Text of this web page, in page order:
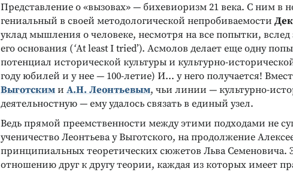
Представление о «вызовах» — бихевиоризм 21 века. С ним в
гениальный в своей методологической непробиваемости
уклад мышления о человеке, несмотря на все попытки, вслед
его основания (‘At least I tried’). Асмолов делает еще одну
потенциал исторической культуры и культурно-
году юбилей и у нее — 100-летие) И… у него получается!
Выготскими А.Н. Леонтьевым, чьи линии — культурно-
деятельностную — ему удалось связать в единый узел.
Ведь прямой преемственности между этими подходами не
ученичество Леонтьева у Выготского, на продолжение
принципиальных теоретических сюжетов Льва Семеновича.
отношению друг к другу теории, каждая из которых имеет
ДИАГНОСТИКА ОСОБЕННОСТЕЙ
Тест детской апперцепции
(CAT)
Глубинная диагностика личности
ребенка
Подробнее
ДИАГНОСТИКА
Тест Гилфорда
Диагностика уровня развития
социального интеллекта
Подробнее